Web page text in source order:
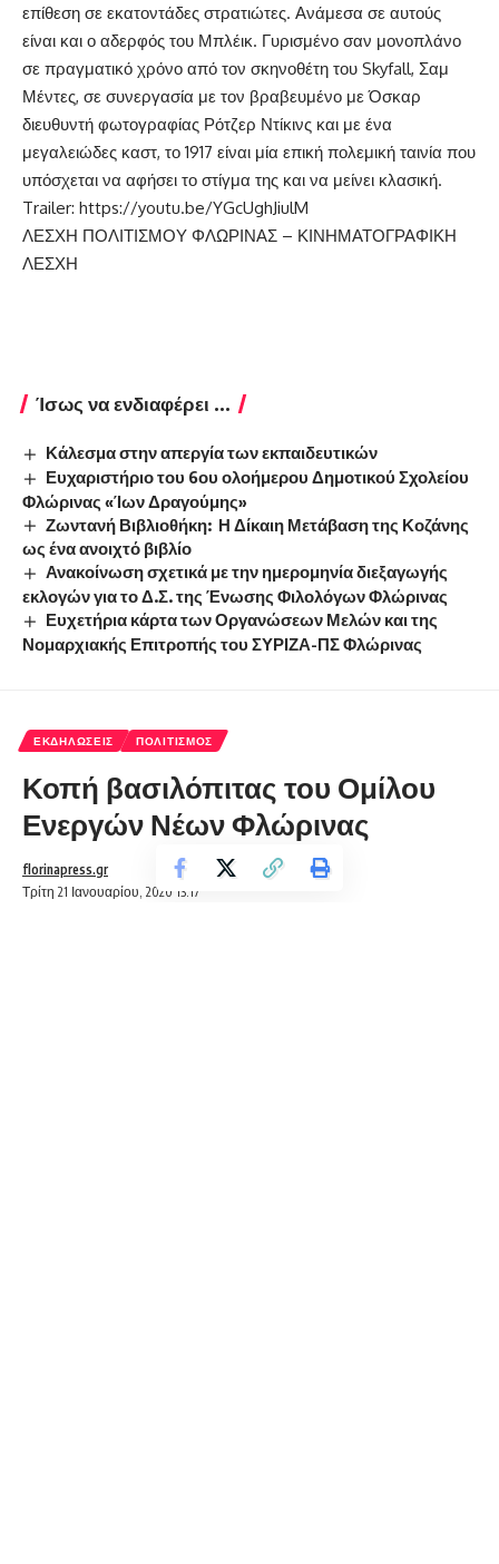
επίθεση σε εκατοντάδες στρατιώτες. Ανάμεσα σε αυτούς
είναι και ο αδερφός του Μπλέικ. Γυρισμένο σαν μονοπλάνο
σε πραγματικό χρόνο από τον σκηνοθέτη του Skyfall, Σαμ
Μέντες, σε συνεργασία με τον βραβευμένο με Όσκαρ
διευθυντή φωτογραφίας Ρότζερ Ντίκινς και με ένα
μεγαλειώδες καστ, το 1917 είναι μία επική πολεμική ταινία που
υπόσχεται να αφήσει το στίγμα της και να μείνει κλασική.
Trailer: https://youtu.be/YGcUghJiulM
ΛΕΣΧΗ ΠΟΛΙΤΙΣΜΟΥ ΦΛΩΡΙΝΑΣ – ΚΙΝΗΜΑΤΟΓΡΑΦΙΚΗ
ΛΕΣΧΗ
Ίσως να ενδιαφέρει ...
Κάλεσμα στην απεργία των εκπαιδευτικών
Ευχαριστήριο του 6ου ολοήμερου Δημοτικού Σχολείου
Φλώρινας «Ίων Δραγούμης»
Ζωντανή Βιβλιοθήκη: Η Δίκαιη Μετάβαση της Κοζάνης
ως ένα ανοιχτό βιβλίο
Ανακοίνωση σχετικά με την ημερομηνία διεξαγωγής
εκλογών για το Δ.Σ. της Ένωσης Φιλολόγων Φλώρινας
Ευχετήρια κάρτα των Οργανώσεων Μελών και της
Νομαρχιακής Επιτροπής του ΣΥΡΙΖΑ-ΠΣ Φλώρινας
ΕΚΔΗΛΏΣΕΙΣ ΠΟΛΙΤΙΣΜΌΣ
Κοπή βασιλόπιτας του Ομίλου
Ενεργών Νέων Φλώρινας
Τρίτη 21 Ιανουαρίου, 2020 13:17
florinapress.gr